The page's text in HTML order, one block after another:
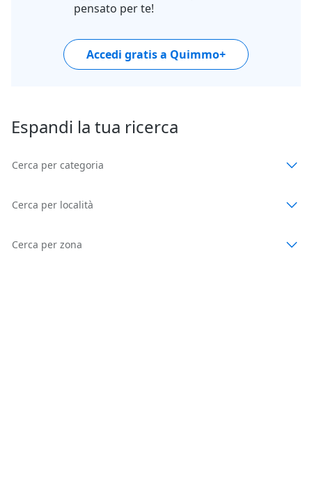
pensato per te!
Accedi gratis a Quimmo+
Espandi la tua ricerca
Cerca per categoria
Cerca per località
Cerca per zona